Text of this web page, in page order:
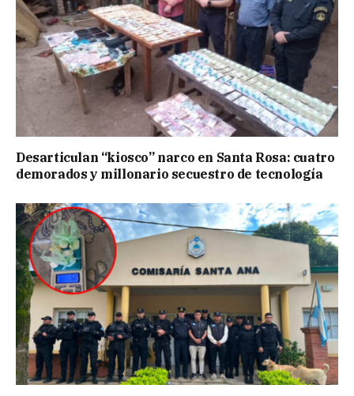
Desarticulan “kiosco” narco en Santa Rosa: cuatro
demorados y millonario secuestro de tecnología